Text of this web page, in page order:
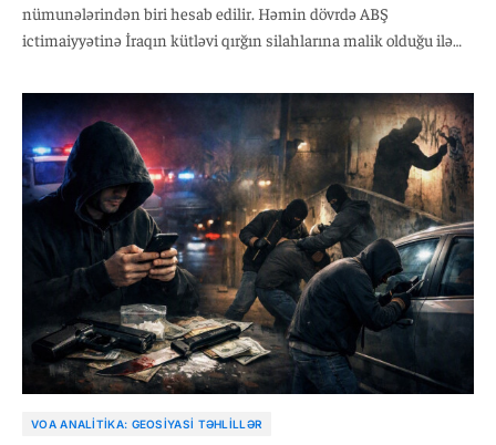
nümunələrindən biri hesab edilir. Həmin dövrdə ABŞ
ictimaiyyətinə İraqın kütləvi qırğın silahlarına malik olduğu ilə
təsdiqlənməməsinə baxmayaraq, həmin informasiya
kampaniyası ictimai rəyin formalaşmasına ciddi təsir
göstərmişdi.
VOA ANALITIKA: GEOSIYASI TƏHLILLƏR